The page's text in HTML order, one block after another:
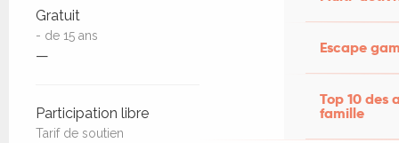
Escape
Top 10 des
famille
Gratuit
- de 15 ans
—
Participation libre
Tarif de soutien